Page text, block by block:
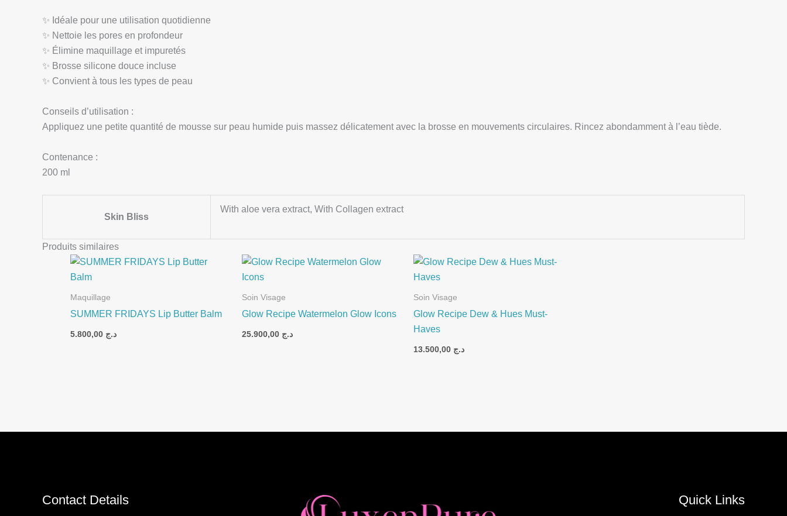
✨ Idéale pour une utilisation quotidienne
✨ Nettoie les pores en profondeur
✨ Élimine maquillage et impuretés
✨ Brosse silicone douce incluse
✨ Convient à tous les types de peau
Conseils d’utilisation :
Appliquez une petite quantité de mousse sur peau humide puis massez délicatement avec la brosse en mouvements circulaires. Rincez abondamment à l’eau tiède.
Contenance :
200 ml
Skin Bliss
With aloe vera extract, With Collagen extract
Produits similaires
Maquillage
SUMMER FRIDAYS Lip Butter Balm
د.ج
Soin Visage
Glow Recipe Watermelon Glow Icons
د.ج
Soin Visage
Glow Recipe Dew & Hues Must-
Haves
د.ج
Contact Details Quick Links